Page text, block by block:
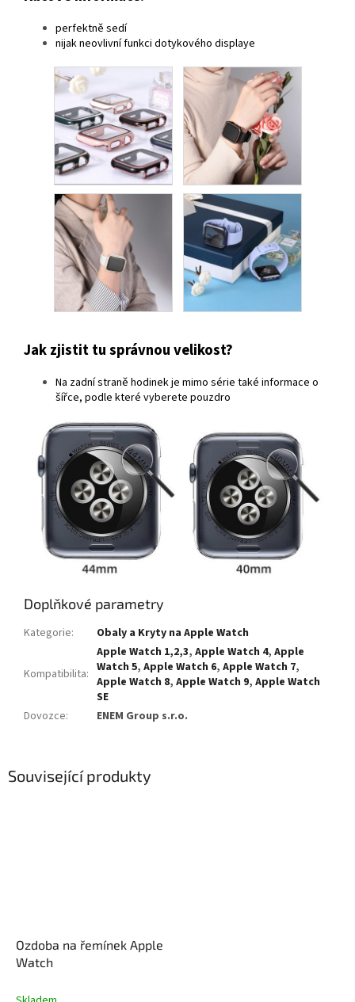
Související produkty
Ozdoba na řemínek Apple
Watch
perfektně sedí
nijak neovlivní funkci dotykového displaye
Jak zjistit tu správnou velikost?
Na zadní straně hodinek je mimo série také informace o
šířce, podle které vyberete pouzdro
Doplňkové parametry
Kategorie: Obaly a Kryty na Apple Watch
Kompatibilita:
Apple Watch 1,2,3, Apple Watch 4, Apple
Watch 5, Apple Watch 6, Apple Watch 7,
Apple Watch 8, Apple Watch 9, Apple Watch
SE
Dovozce: ENEM Group s.r.o.